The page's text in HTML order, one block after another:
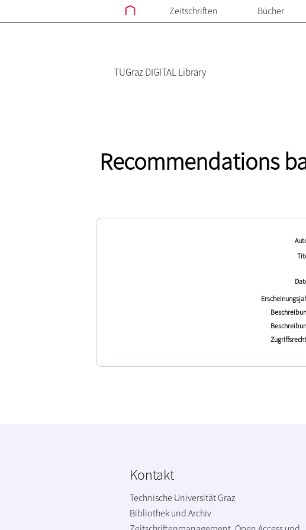
Zeitschriften Bücher
TUGraz DIGITAL Library
Recommendations
Kontakt
Technische Universität Graz
Bibliothek und Archiv